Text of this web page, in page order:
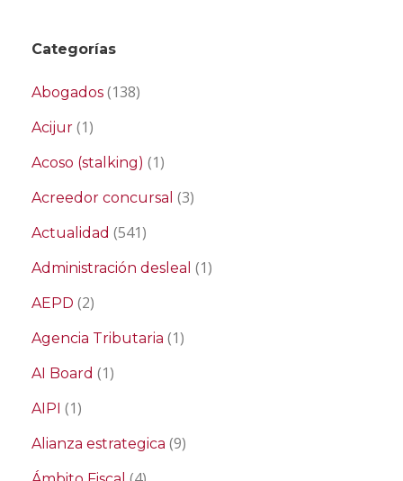
Categorías
Abogados (138)
Acijur (1)
Acoso (stalking) (1)
Acreedor concursal (3)
Actualidad (541)
Administración desleal (1)
AEPD (2)
Agencia Tributaria (1)
AI Board (1)
AIPI (1)
Alianza estrategica (9)